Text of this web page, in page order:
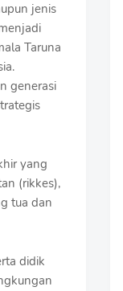
jenis
Taruna
generasi
yang
(rikkes),
tua dan
didik